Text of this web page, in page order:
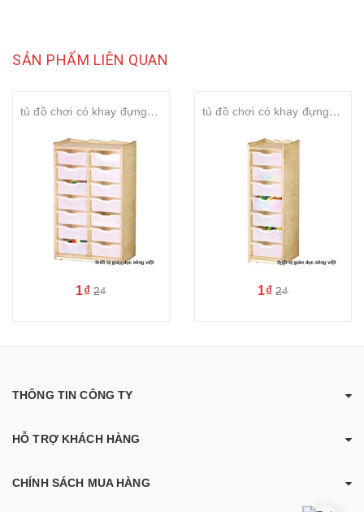
SẢN PHẨM LIÊN QUAN
1₫ 2₫ 1₫ 2₫
THÔNG TIN CÔNG TY
HỖ TRỢ KHÁCH HÀNG
CHÍNH SÁCH MUA HÀNG